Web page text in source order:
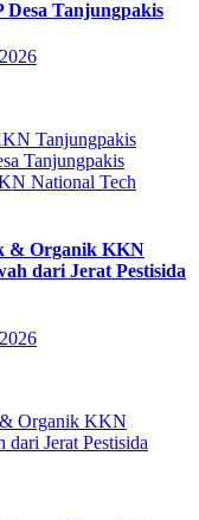
Tanjungpakis
National Tech
& Organik KKN
dari Jerat Pestisida